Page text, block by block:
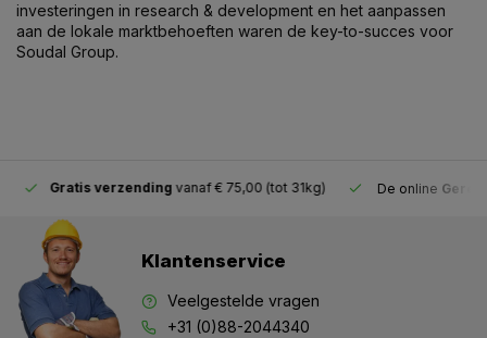
investeringen in research & development en het aanpassen
aan de lokale marktbehoeften waren de key-to-succes voor
Soudal Group.
Gratis verzendingvanaf € 75,00 (tot 31kg) De online
Klantenservice
Veelgestelde vragen
+31 (0)88-2044340